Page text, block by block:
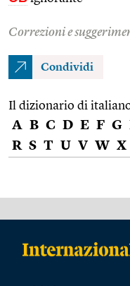
Correzioni e
Condividi
Il dizionario di
A B C D E F G
R S T U V W X